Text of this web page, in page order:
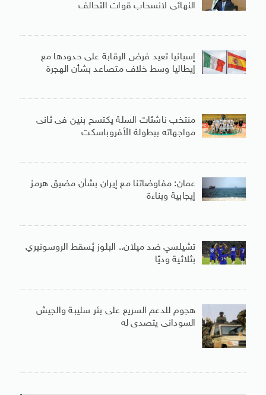
النهائى لانسحاب قوات التحالف
إسبانيا تعيد فرض الرقابة على حدودها مع
إيطاليا وسط خلاف متصاعد بشأن الهجرة
منتخب ناشئات السلة يكتسح بنين فى ثانى
مواجهاته ببطولة الأفروباسكت
عمان: مفاوضاتنا مع إيران بشأن مضيق هرمز
إيجابية وبناءة
تشيلسي ضد ميلان.. البلوز يُسقط الروسونيري
بثلاثية وديًا
هجوم للدعم السريع على بئر سليبة والجيش
السودانى يتصدى له